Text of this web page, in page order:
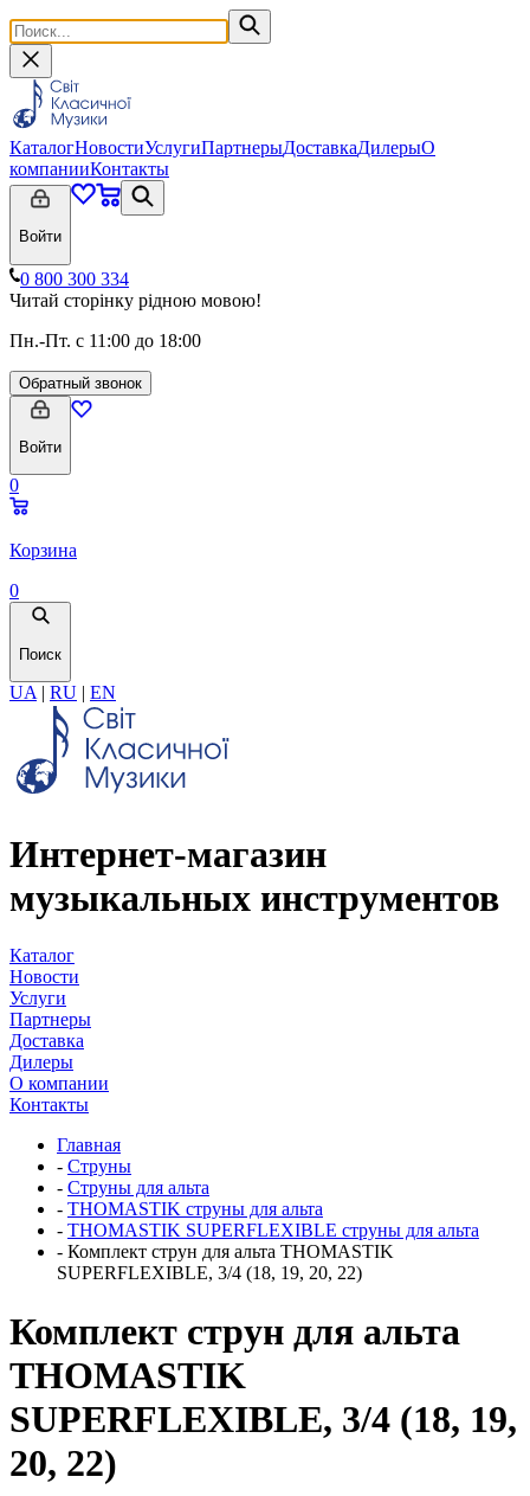
КаталогНовостиУслугиПартнерыДоставкаДилерыО
компанииКонтакты
Войти
0 800 300 334
Читай сторінку рідною мовою!
Пн.-Пт. с 11:00 до 18:00
Обратный звонок
Войти
0
Корзина
0
Поиск
UA | RU | EN
Интернет-магазин
музыкальных инструментов
Каталог
Новости
Услуги
Партнеры
Доставка
Дилеры
О компании
Контакты
Главная
- Струны
- Струны для альта
- THOMASTIK струны для альта
- THOMASTIK SUPERFLEXIBLE струны для альта
- Комплект струн для альта THOMASTIK
SUPERFLEXIBLE, 3/4 (18, 19, 20, 22)
Комплект струн для альта
THOMASTIK
SUPERFLEXIBLE, 3/4 (18, 19,
20, 22)